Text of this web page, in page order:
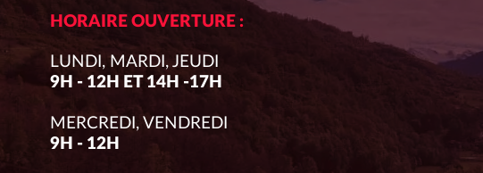
HORAIRE OUVERTURE :
LUNDI, MARDI, JEUDI
9H - 12H ET 14H -17H
MERCREDI, VENDREDI
9H - 12H